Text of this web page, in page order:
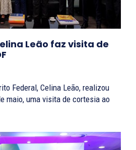
Leão faz visita de
Federal, Celina Leão, realizou
maio, uma visita de cortesia ao